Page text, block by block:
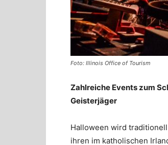
Foto: Illinois Office of Tourism
Zahlreiche Events zum
Geisterjäger
Halloween wird
ihren im katholischen